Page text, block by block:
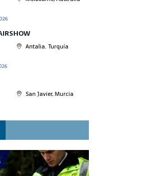
Antalia. Turquía
San Javier, Murcia